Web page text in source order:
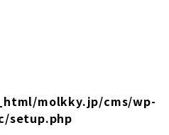
molkky.jp/cms/wp-
setup.php